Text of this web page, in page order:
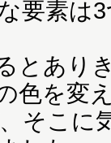
要素は
とあり
色を変
そこに